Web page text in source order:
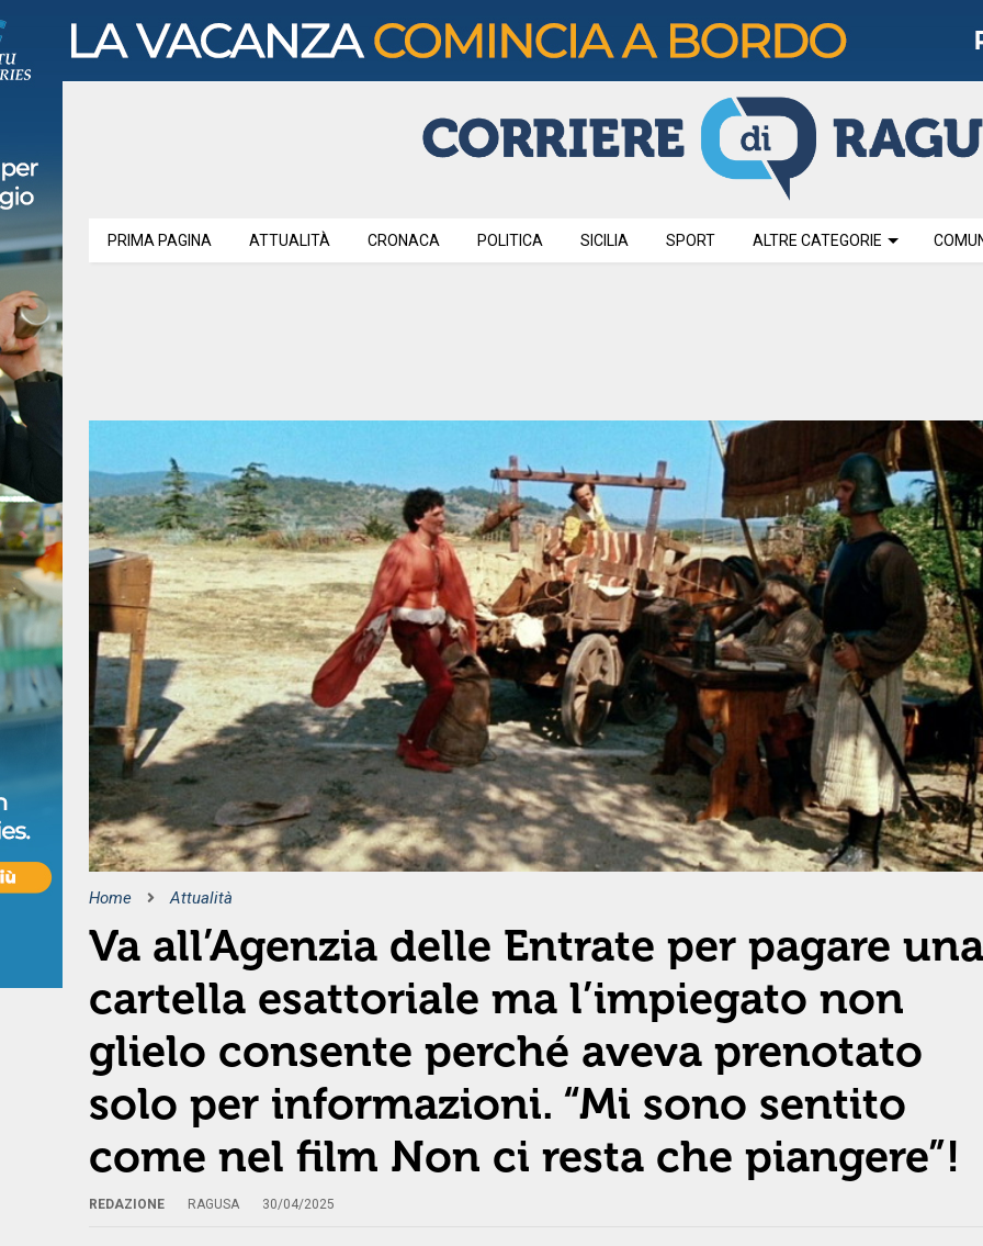
PRIMA PAGINA ATTUALITÀ CRONACA POLITICA SICILIA SPORT ALTRE CATEGORIE
Home Attualità
Va all’Agenzia delle Entrate per pagare una
cartella esattoriale ma l’impiegato non
glielo consente perché aveva prenotato
solo per informazioni. “Mi sono sentito
come nel film Non ci resta che piangere”!
REDAZIONE RAGUSA 30/04/2025